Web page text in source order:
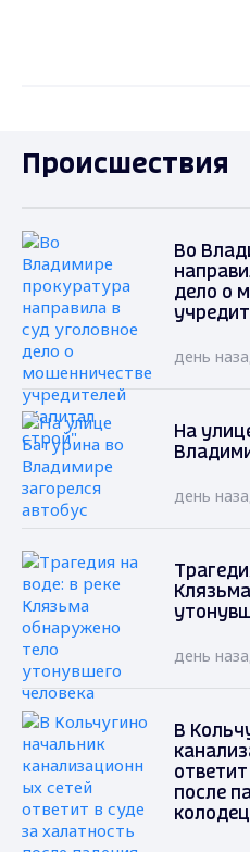
Происшествия
Во
дело о
день
На
день
день
В
после
колодец